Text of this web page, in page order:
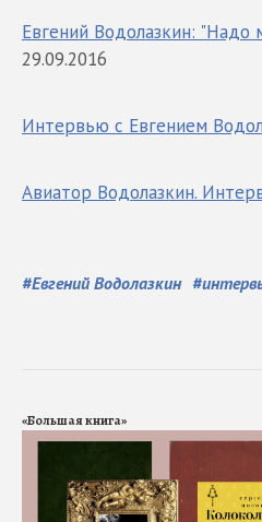
Евгений Водолазкин: "Надо
29.09.2016
Интервью с Евгением
Авиатор Водолазкин.
#Евгений Водолазкин #
«Большая книга»